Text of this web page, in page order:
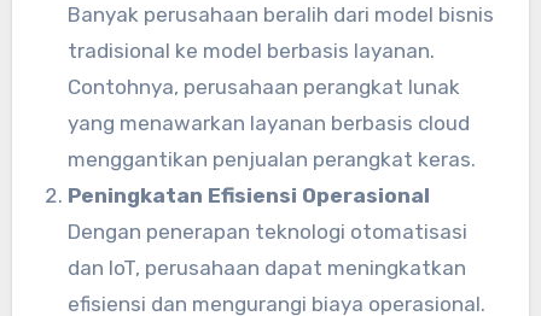
Banyak perusahaan beralih dari model bisnis
tradisional ke model berbasis layanan.
Contohnya, perusahaan perangkat lunak
yang menawarkan layanan berbasis cloud
menggantikan penjualan perangkat keras.
Peningkatan Efisiensi Operasional
Dengan penerapan teknologi otomatisasi
dan IoT, perusahaan dapat meningkatkan
efisiensi dan mengurangi biaya operasional.